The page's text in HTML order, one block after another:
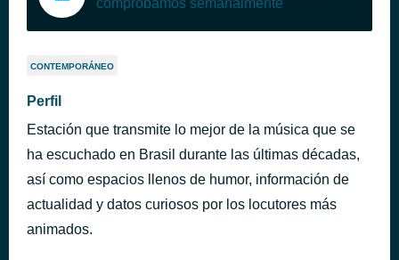
CONTEMPORÁNEO
Perfil
Estación que transmite lo mejor de la música que se
ha escuchado en Brasil durante las últimas décadas,
así como espacios llenos de humor, información de
actualidad y datos curiosos por los locutores más
animados.